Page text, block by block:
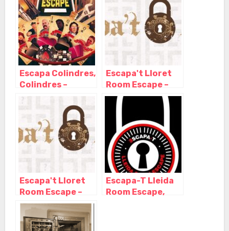
Escapa Colindres,
Colindres –
Cantabria
Escapa't Lloret
Room Escape –
Lloret De Mar,
Costa Brava,
Girona, Lloret de
Mar – Girona
Escapa't Lloret
Room Escape –
Lloret De Mar,
Costa Brava,
Girona, Lloret de
Escapa-T Lleida
Room Escape,